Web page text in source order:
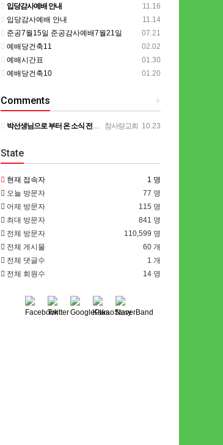
11.16
입당감사예배 안내
11.14
입당감사예배 안내
07.21
준공7월15일 준공감사예배7월21일
02.02
예배당건축11
01.30
예배시간표
01.20
예배당건축10
+
Comments
참사랑교회 10.23
박선생님으로 부터 온 소식 전합니다. 계속 기도해주시기를 부탁드립니다. ㅡㅡㅡㅡ 목사님 ~ 종양이 아직은 작…
State
현재 접속자
1 명
오늘 방문자
77 명
어제 방문자
115 명
최대 방문자
841 명
전체 방문자
110,599 명
전체 게시물
60 개
전체 댓글수
1 개
전체 회원수
14 명